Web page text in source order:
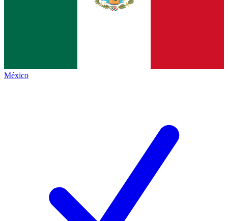
México